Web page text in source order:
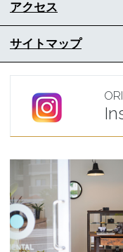
アクセス
サイトマップ